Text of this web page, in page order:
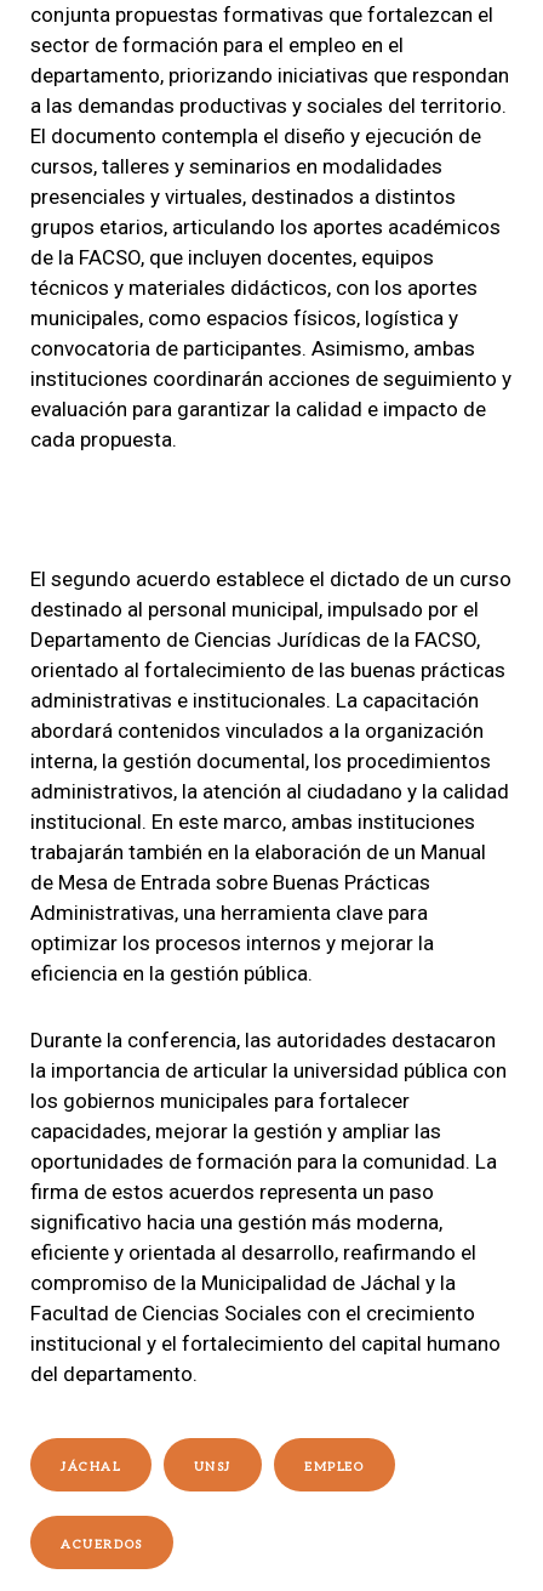
conjunta propuestas formativas que fortalezcan el
sector de formación para el empleo en el
departamento, priorizando iniciativas que respondan
a las demandas productivas y sociales del territorio.
El documento contempla el diseño y ejecución de
cursos, talleres y seminarios en modalidades
presenciales y virtuales, destinados a distintos
grupos etarios, articulando los aportes académicos
de la FACSO, que incluyen docentes, equipos
técnicos y materiales didácticos, con los aportes
municipales, como espacios físicos, logística y
convocatoria de participantes. Asimismo, ambas
instituciones coordinarán acciones de seguimiento y
evaluación para garantizar la calidad e impacto de
cada propuesta.
El segundo acuerdo establece el dictado de un curso
destinado al personal municipal, impulsado por el
Departamento de Ciencias Jurídicas de la FACSO,
orientado al fortalecimiento de las buenas prácticas
administrativas e institucionales. La capacitación
abordará contenidos vinculados a la organización
interna, la gestión documental, los procedimientos
administrativos, la atención al ciudadano y la calidad
institucional. En este marco, ambas instituciones
trabajarán también en la elaboración de un Manual
de Mesa de Entrada sobre Buenas Prácticas
Administrativas, una herramienta clave para
optimizar los procesos internos y mejorar la
eficiencia en la gestión pública.
Durante la conferencia, las autoridades destacaron
la importancia de articular la universidad pública con
los gobiernos municipales para fortalecer
capacidades, mejorar la gestión y ampliar las
oportunidades de formación para la comunidad. La
firma de estos acuerdos representa un paso
significativo hacia una gestión más moderna,
eficiente y orientada al desarrollo, reafirmando el
compromiso de la Municipalidad de Jáchal y la
Facultad de Ciencias Sociales con el crecimiento
institucional y el fortalecimiento del capital humano
del departamento.
JÁCHAL UNSJ EMPLEO
ACUERDOS